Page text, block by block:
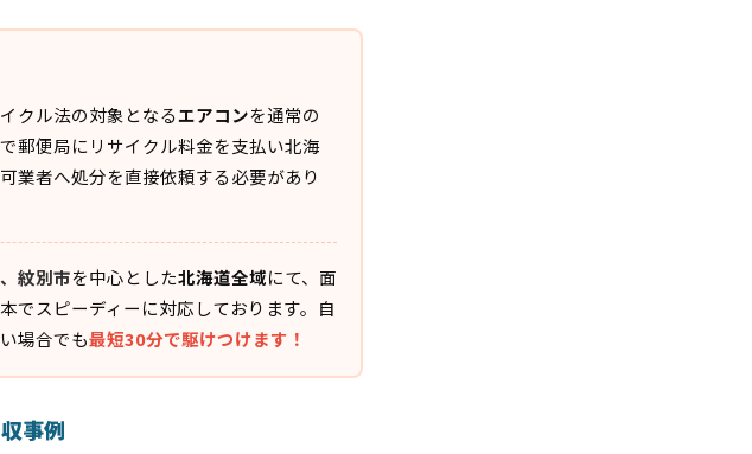
クル法の対象となるエアコンを通常の
郵便局にリサイクル料金を支払い北海
業者へ処分を直接依頼する必要があり
紋別市を中心とした北海道全域にて、面
でスピーディーに対応しております。自
場合でも最短30分で駆けつけます！
事例